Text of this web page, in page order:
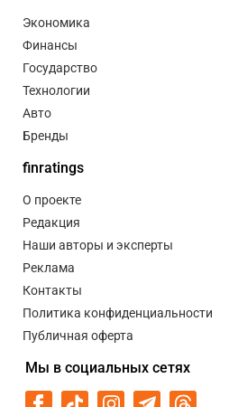
Экономика
Финансы
Государство
Технологии
Авто
Бренды
finratings
О проекте
Редакция
Наши авторы и эксперты
Реклама
Контакты
Политика конфиденциальности
Публичная оферта
Мы в социальных сетях